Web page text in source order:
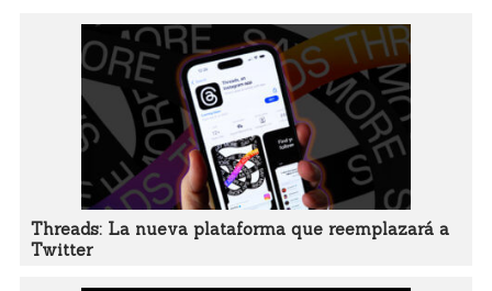
Threads: La nueva plataforma que reemplazará a
Twitter